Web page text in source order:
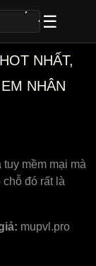
NHẤT,
NHÂN
tuy mềm mại mà
chỗ đó rất là
mupvl.pro